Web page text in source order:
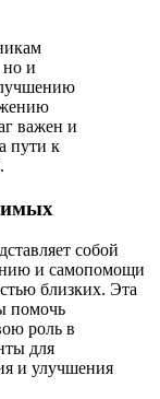
но и
важен и
пути к
собой
и самопомощи
близких. Эта
помочь
роль в
для
и улучшения